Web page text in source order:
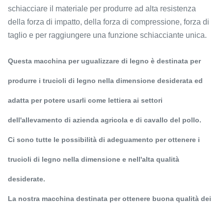
schiacciare il materiale per produrre ad alta resistenza
della forza di impatto, della forza di compressione, forza di
taglio e per raggiungere una funzione schiacciante unica.
Questa macchina per ugualizzare di legno è destinata per
produrre i trucioli di legno nella dimensione desiderata ed
adatta per potere usarli come lettiera ai settori
dell'allevamento di azienda agricola e di cavallo del pollo.
Ci sono tutte le possibilità di adeguamento per ottenere i
trucioli di legno nella dimensione e nell'alta qualità
desiderate.
La nostra macchina destinata per ottenere buona qualità dei